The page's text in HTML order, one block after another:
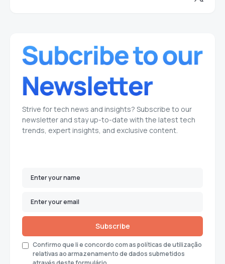
Strive for tech news and insights? Subscribe to our
newsletter and stay up-to-date with the latest tech
trends, expert insights, and exclusive content.
Subscribe
Confirmo que li e concordo com as políticas de utilização
relativas ao armazenamento de dados submetidos